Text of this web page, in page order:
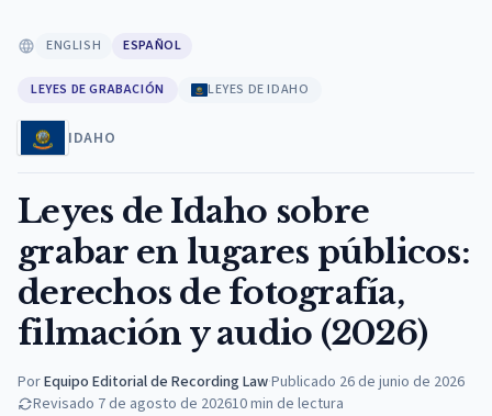
ENGLISH ESPAÑOL
LEYES DE GRABACIÓN LEYES DE IDAHO
IDAHO
Leyes de Idaho sobre
grabar en lugares públicos:
derechos de fotografía,
filmación y audio (2026)
PorEquipo Editorial de Recording Law·Publicado 26 de junio de 2026
Revisado 7 de agosto de 202610min de lectura